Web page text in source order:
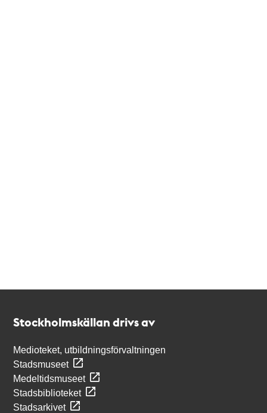
Stockholmskällan drivs av
Medioteket, utbildningsförvaltningen
Stadsmuseet
Medeltidsmuseet
Stadsbiblioteket
Stadsarkivet